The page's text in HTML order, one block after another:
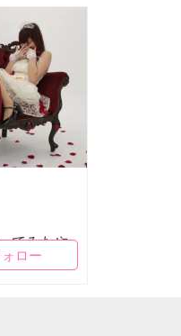
てみたや
...
ロー
ロー